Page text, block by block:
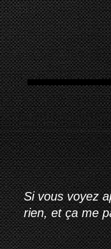
Si vous voyez
rien, et ça me